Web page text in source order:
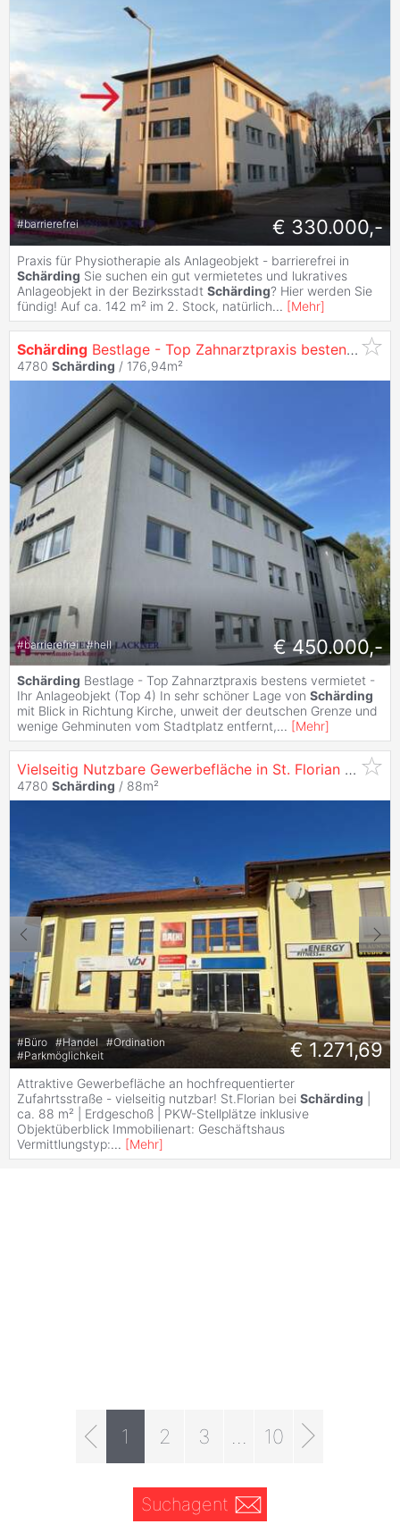
#barrierefrei € 330.000,-
Praxis für Physiotherapie als Anlageobjekt - barrierefrei in
Schärding Sie suchen ein gut vermietetes und lukratives
Anlageobjekt in der Bezirksstadt Schärding? Hier werden Sie
fündig! Auf ca. 142 m² im 2. Stock, natürlich... [Mehr]
Schärding Bestlage - Top Zahnarztpraxis bestens vermietet - Ihr Anlageobjekt (Top 4)
4780 Schärding / 176,94m²
#barrierefrei #hell € 450.000,-
Schärding Bestlage - Top Zahnarztpraxis bestens vermietet -
Ihr Anlageobjekt (Top 4) In sehr schöner Lage von Schärding
mit Blick in Richtung Kirche, unweit der deutschen Grenze und
wenige Gehminuten vom Stadtplatz entfernt,... [Mehr]
Vielseitig Nutzbare Gewerbefläche in St. Florian am Inn /
4780 Schärding / 88m²
#Büro #Handel #Ordination
#Parkmöglichkeit € 1.271,69
Attraktive Gewerbefläche an hochfrequentierter
Zufahrtsstraße - vielseitig nutzbar! St.Florian bei Schärding
ca. 88 m² | Erdgeschoß | PKW-Stellplätze inklusive
Objektüberblick Immobilienart: Geschäftshaus
Vermittlungstyp:... [Mehr]
1 2 3 10
Suchagent